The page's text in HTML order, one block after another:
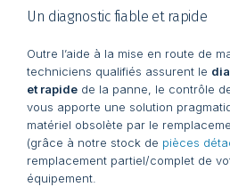
Un diagnostic fiable et rapide
Outre l’aide à la mise en route de
techniciens qualifiés assurent le
et rapide de la panne, le contrôle
vous apporte une solution
matériel obsolète par le
(grâce à notre stock de pièces
remplacement partiel/complet de
équipement.